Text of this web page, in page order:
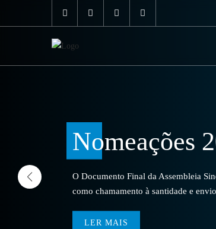
Nomeações
O Documento Final da Assembleia
como chamamento à santidade e
LER MAIS